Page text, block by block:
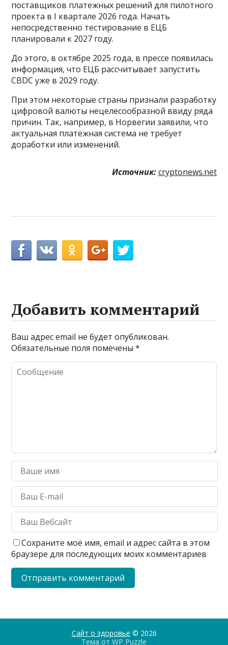
поставщиков платежных решений для пилотного
проекта в I квартале 2026 года. Начать
непосредственно тестирование в ЕЦБ
планировали к 2027 году.
До этого, в октябре 2025 года, в прессе появилась
информация, что ЕЦБ рассчитывает запустить
CBDC уже в 2029 году.
При этом некоторые страны признали разработку
цифровой валюты нецелесообразной ввиду ряда
причин. Так, например, в Норвегии заявили, что
актуальная платежная система не требует
доработки или изменений.
Источник: cryptonews.net
Добавить комментарий
Ваш адрес email не будет опубликован.
Обязательные поля помечены*
Сохраните моё имя, email и адрес сайта в этом
браузере для последующих моих комментариев
Сайт о здоровье © 2026
Тема от WP Puzzle